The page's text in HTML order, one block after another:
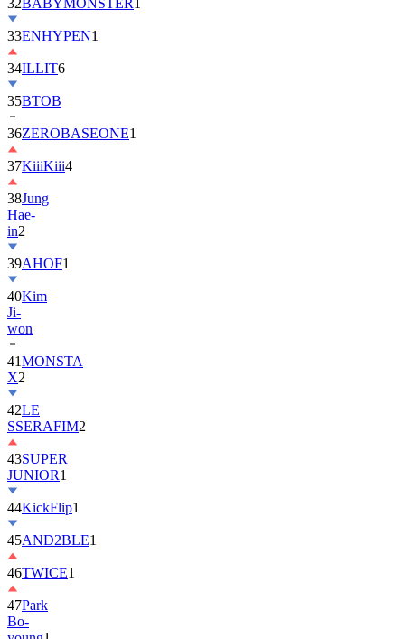
32 BABYMONSTER
33ENHYPEN1
34ILLIT6
35BTOB
36ZEROBASEONE1
37KiiiKiii4
38Jung
Hae-
in2
39AHOF1
40Kim
Ji-
won
41MONSTA
X2
42LE
SSERAFIM2
43SUPER
JUNIOR1
44KickFlip1
45AND2BLE1
46TWICE1
47Park
Bo-